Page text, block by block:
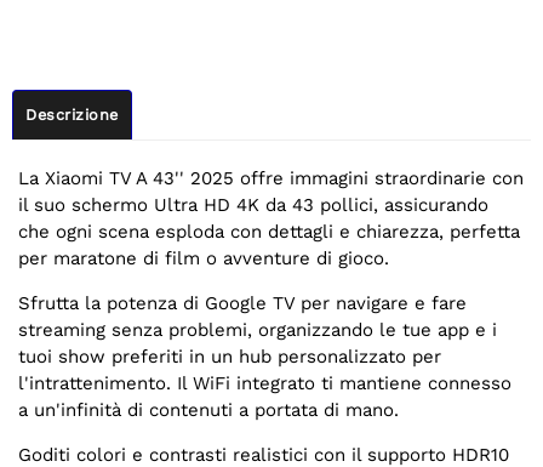
Descrizione
La Xiaomi TV A 43'' 2025 offre immagini straordinarie con
il suo schermo Ultra HD 4K da 43 pollici, assicurando
che ogni scena esploda con dettagli e chiarezza, perfetta
per maratone di film o avventure di gioco.
Sfrutta la potenza di Google TV per navigare e fare
streaming senza problemi, organizzando le tue app e i
tuoi show preferiti in un hub personalizzato per
l'intrattenimento. Il WiFi integrato ti mantiene connesso
a un'infinità di contenuti a portata di mano.
Goditi colori e contrasti realistici con il supporto HDR10